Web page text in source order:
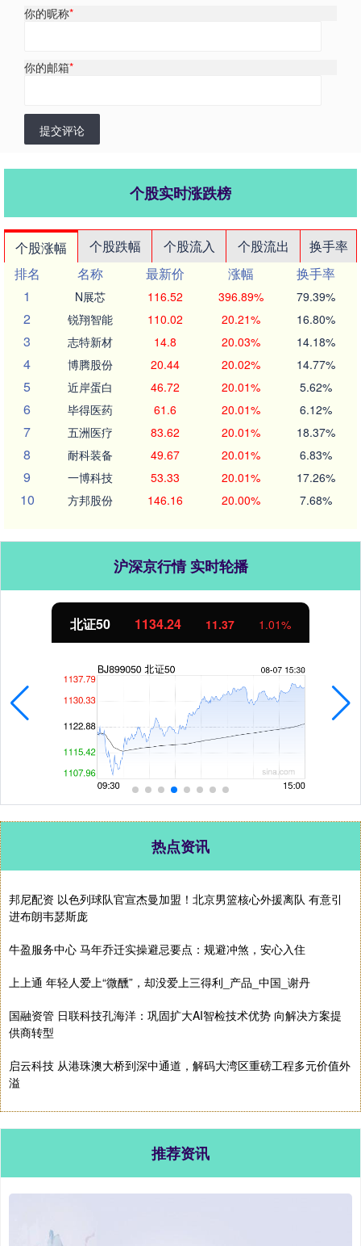
你的昵称*
你的邮箱*
提交评论
个股实时涨跌榜
个股涨幅 个股跌幅 个股流入 个股流出
换手率
排名
名称 最新价 涨幅
换手率
1
N展芯 116.52 396.89% 79.39%
2 锐翔智能 110.02 20.21% 16.80%
3 志特新材 14.8 20.03% 14.18%
4 博腾股份 20.44 20.02% 14.77%
5 近岸蛋白 46.72 20.01% 5.62%
6 毕得医药 61.6 20.01% 6.12%
7 五洲医疗 83.62 20.01% 18.37%
8 耐科装备 49.67 20.01% 6.83%
9 一博科技 53.33 20.01% 17.26%
10 方邦股份 146.16 20.00% 7.68%
沪深京行情 实时轮播
北证50 1134.24 11.37 1.01%
热点资讯
邦尼配资 以色列球队官宣杰曼加盟！北京男篮核心外援离队 有意引
进布朗韦瑟斯庞
牛盈服务中心 马年乔迁实操避忌要点：规避冲煞，安心入住
上上通 年轻人爱上“微醺”，却没爱上三得利_产品_中国_谢丹
国融资管 日联科技孔海洋：巩固扩大AI智检技术优势 向解决方案提
供商转型
启云科技 从港珠澳大桥到深中通道，解码大湾区重磅工程多元价值外
溢
推荐资讯